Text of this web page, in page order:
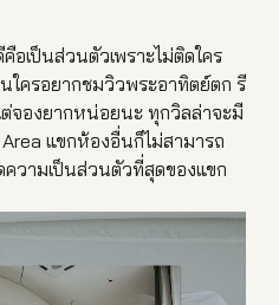
อเป็นส่วนตัวเพราะไม่ติดใคร
ใครอยากชมวิวพระอาทิตย์ตก รี
ต่จองยากหน่อยนะ ทุกวิลล่าจะมี
แขกห้องอื่นก็ไม่สามารถ
ความเป็นส่วนตัวที่สุดของแขก